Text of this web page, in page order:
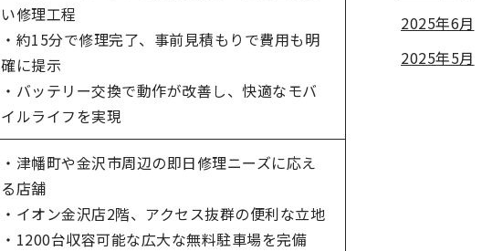
い修理工程
・約15分で修理完了、事前見積もりで費用も明
確に提示
・バッテリー交換で動作が改善し、快適なモバ
イルライフを実現
・津幡町や金沢市周辺の即日修理ニーズに応え
る店舗
・イオン金沢店2階、アクセス抜群の便利な立地
・1200台収容可能な広大な無料駐車場を完備
2025年6月
2025年5月